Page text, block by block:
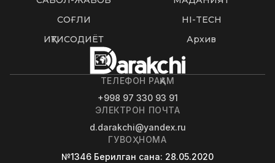
СОҒЛИҚ
HI-TECH
ИҚТИСОДИЁТ
Архив
ТЕЛЕФОН РАҚАМ
+998 97 330 93 91
ЭЛЕКТРОН ПОЧТА
d.darakchi@yandex.ru
ГУВОҲНОМА
№1346 Берилган сана: 28.05.2020